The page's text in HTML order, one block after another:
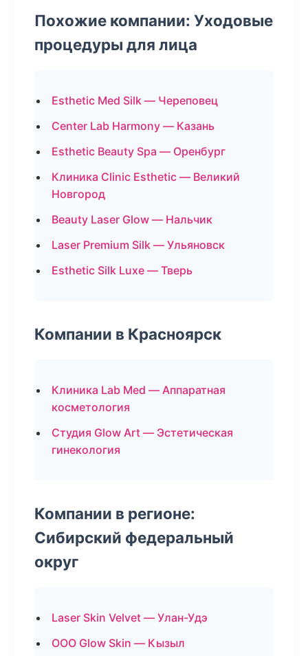
Похожие компании: Уходовые
процедуры для лица
Esthetic Med Silk — Череповец
Center Lab Harmony — Казань
Esthetic Beauty Spa — Оренбург
Клиника Clinic Esthetic — Великий
Новгород
Beauty Laser Glow — Нальчик
Laser Premium Silk — Ульяновск
Esthetic Silk Luxe — Тверь
Компании в Красноярск
Клиника Lab Med — Аппаратная
косметология
Студия Glow Art — Эстетическая
гинекология
Компании в регионе:
Сибирский федеральный
округ
Laser Skin Velvet — Улан-Удэ
ООО Glow Skin — Кызыл